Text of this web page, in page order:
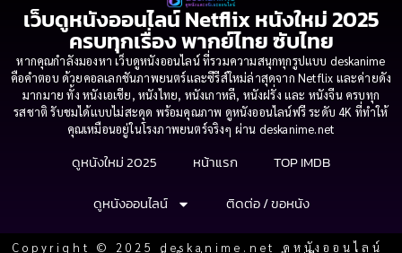
เว็บดูหนังออนไลน์ Netflix หนังใหม่ 2025
ครบทุกเรื่อง พากย์ไทย ซับไทย
หากคุณกำลังมองหา เว็บดูหนังออนไลน์ ที่รวมความสนุกทุกรูปแบบ deskanime
คือคำตอบ ด้วยคอลเลกชันภาพยนตร์และซีรีส์ใหม่ล่าสุดจาก Netflix และค่ายดัง
มากมาย ทั้ง หนังเอเชีย, หนังไทย, หนังเกาหลี, หนังฝรั่ง และ หนังจีน ครบทุก
รสชาติ รับชมได้แบบไม่สะดุด พร้อมคุณภาพ ดูหนังออนไลน์ฟรี ระดับ 4K ที่ทำให้
คุณเหมือนอยู่ในโรงภาพยนตร์จริงๆ ผ่าน deskanime.net
ดูหนังใหม่ 2025 หน้าแรก
TOP IMDB
ดูหนังออนไลน์
ติดต่อ / ขอหนัง
Copyright © 2025 deskanime.net ดูหนังออนไลน์